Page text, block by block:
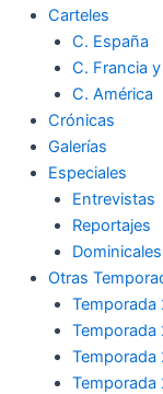
Carteles
C. España
C. Francia
C. América
Crónicas
Galerías
Especiales
Entrevistas
Reportajes
Dominicales
Otras
Temporada
Temporada
Temporada
Temporada